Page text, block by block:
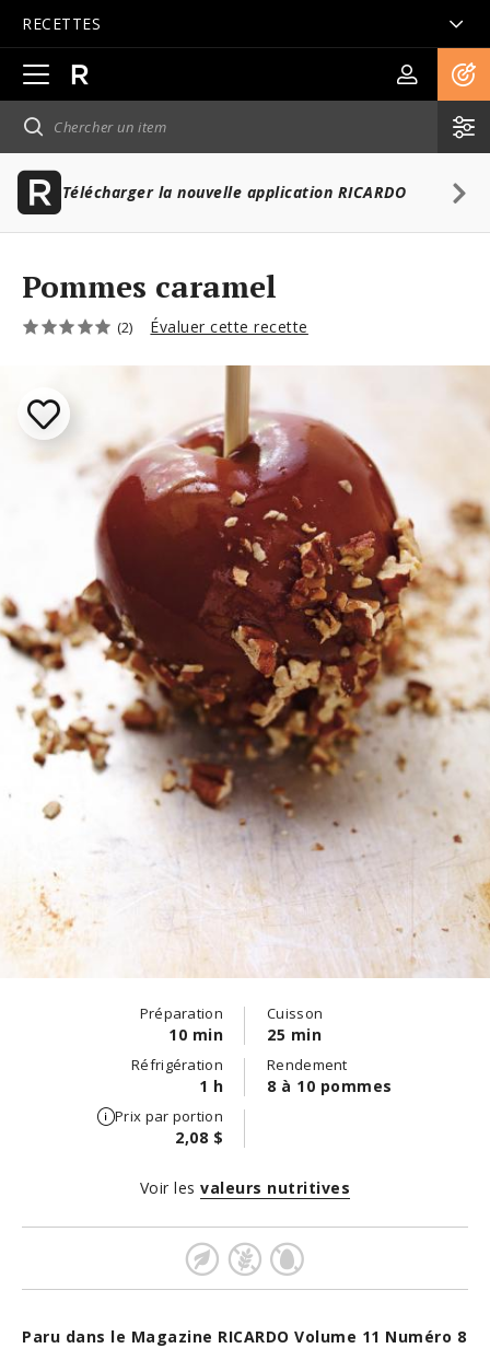
RECETTES
Ouvrir
la
navigation
principale
Télécharger la nouvelle application RICARDO
Pommes caramel
(2) Évaluer cette recette
Préparation
10 min
Cuisson
25 min
Réfrigération
1 h
Rendement
8 à 10 pommes
Prix par portion
2,08 $
Paru dans le Magazine RICARDO Volume 11 Numéro 8
Voir les valeurs nutritives